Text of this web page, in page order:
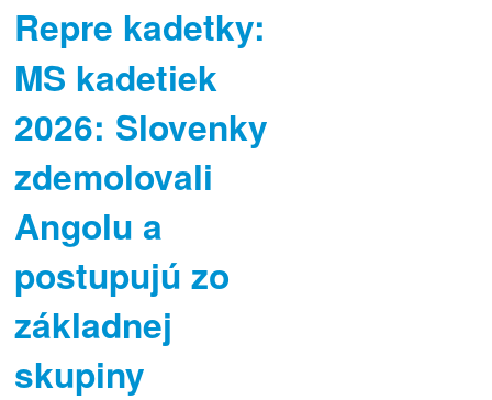
Repre kadetky:
MS kadetiek
2026: Slovenky
zdemolovali
Angolu a
postupujú zo
základnej
skupiny